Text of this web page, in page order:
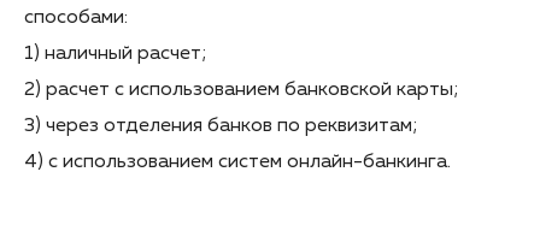
способами:
1) наличный расчет;
2) расчет с использованием банковской карты;
3) через отделения банков по реквизитам;
4) с использованием систем онлайн-банкинга.